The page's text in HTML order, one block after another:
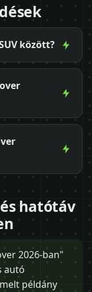
között?
hatótáv
2026-ban"
autó
példány